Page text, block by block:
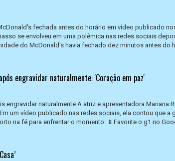
fechada antes do horário em vídeo publicado
se envolveu em uma polêmica nas redes sociais
do McDonald's havia fechado dez minutos antes do
engravidar naturalmente: 'Coração em paz'
engravidar naturalmente A atriz e apresentadora Mariana
um vídeo publicado nas redes sociais, ela contou que a
na fé para enfrentar o momento. 📱Favorite o g1 no